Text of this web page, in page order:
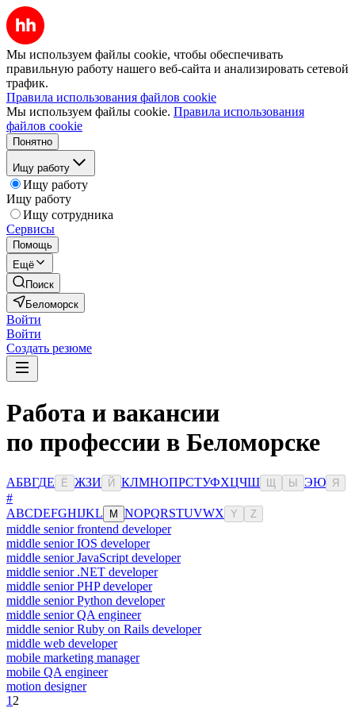
Мы используем файлы cookie, чтобы обеспечивать
правильную работу нашего веб-сайта и анализировать сетевой
трафик.
Правила использования файлов cookie
Мы используем файлы cookie. Правила использования
файлов cookie
Понятно
Ищу работу
Ищу работу
Ищу работу
Ищу сотрудника
Сервисы
Помощь
Ещё
Поиск
Беломорск
Войти
Войти
Создать резюме
Работа и вакансии
по профессии в Беломорске
АБВГДЕ Ё ЖЗИ Й КЛМНОПРСТУФХЦЧШ Ы ЭЮ Я
#
ABCDEFGHIJKL M NOPQRSTUVWX Y Z
middle senior frontend developer
middle senior IOS developer
middle senior JavaScript developer
middle senior .NET developer
middle senior PHP developer
middle senior Python developer
middle senior QA engineer
middle senior Ruby on Rails developer
middle web developer
mobile marketing manager
mobile QA engineer
motion designer
1 2